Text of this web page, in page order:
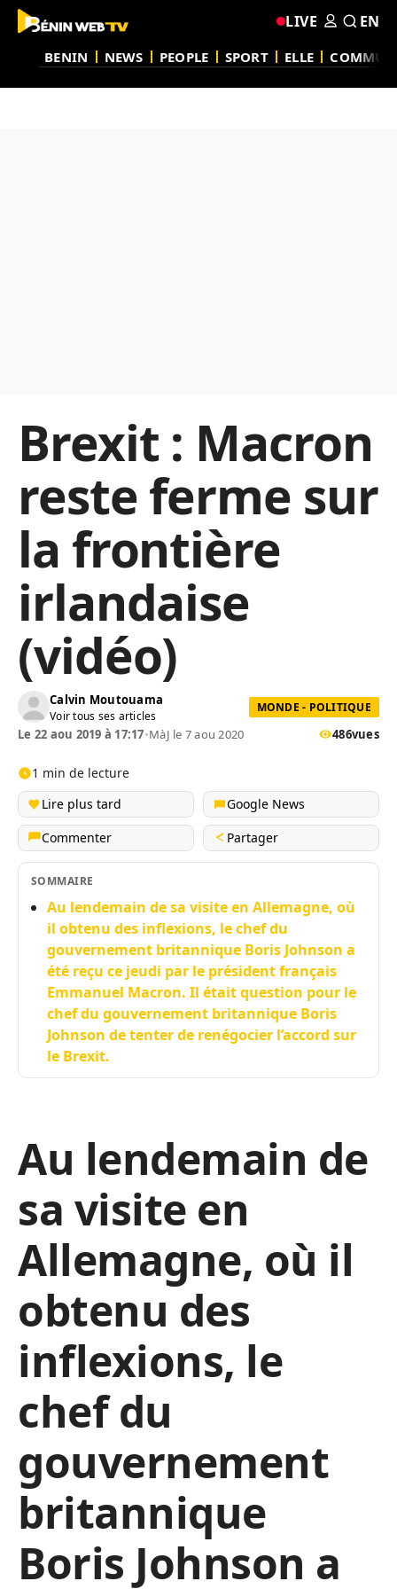
BENIN NEWS PEOPLE SPORT ELLE
LIVE EN
Brexit : Macron
reste ferme sur
la frontière
irlandaise
(vidéo)
Calvin Moutouama
Voir tous ses articles
MONDE - POLITIQUE
Le 22 aou 2019 à 17:17•MàJ le 7 aou 2020 486vues
1 min de lecture
Lire plus tard
Google News
Commenter
Partager
SOMMAIRE
Au lendemain de sa visite en Allemagne, où
il obtenu des inflexions, le chef du
gouvernement britannique Boris Johnson a
été reçu ce jeudi par le président français
Emmanuel Macron. Il était question pour le
chef du gouvernement britannique Boris
Johnson de tenter de renégocier l’accord sur
le Brexit.
Au lendemain de
sa visite en
Allemagne, où il
obtenu des
inflexions, le
chef du
gouvernement
britannique
Boris Johnson a